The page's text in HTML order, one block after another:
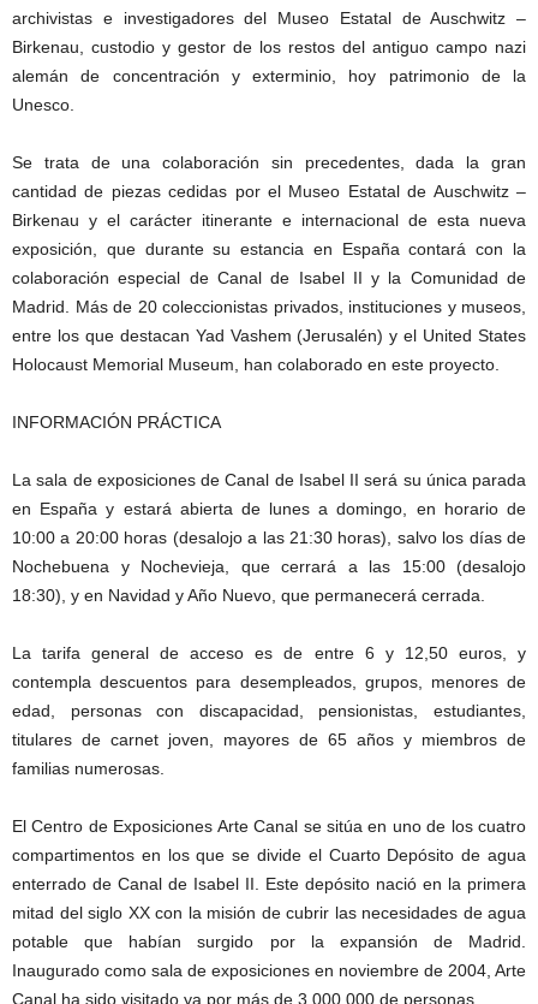
archivistas e investigadores del Museo Estatal de Auschwitz –
Birkenau, custodio y gestor de los restos del antiguo campo nazi
alemán de concentración y exterminio, hoy patrimonio de la
Unesco.
Se trata de una colaboración sin precedentes, dada la gran
cantidad de piezas cedidas por el Museo Estatal de Auschwitz –
Birkenau y el carácter itinerante e internacional de esta nueva
exposición, que durante su estancia en España contará con la
colaboración especial de Canal de Isabel II y la Comunidad de
Madrid. Más de 20 coleccionistas privados, instituciones y museos,
entre los que destacan Yad Vashem (Jerusalén) y el United States
Holocaust Memorial Museum, han colaborado en este proyecto.
INFORMACIÓN PRÁCTICA
La sala de exposiciones de Canal de Isabel II será su única parada
en España y estará abierta de lunes a domingo, en horario de
10:00 a 20:00 horas (desalojo a las 21:30 horas), salvo los días de
Nochebuena y Nochevieja, que cerrará a las 15:00 (desalojo
18:30), y en Navidad y Año Nuevo, que permanecerá cerrada.
La tarifa general de acceso es de entre 6 y 12,50 euros, y
contempla descuentos para desempleados, grupos, menores de
edad, personas con discapacidad, pensionistas, estudiantes,
titulares de carnet joven, mayores de 65 años y miembros de
familias numerosas.
El Centro de Exposiciones Arte Canal se sitúa en uno de los cuatro
compartimentos en los que se divide el Cuarto Depósito de agua
enterrado de Canal de Isabel II. Este depósito nació en la primera
mitad del siglo XX con la misión de cubrir las necesidades de agua
potable que habían surgido por la expansión de Madrid.
Inaugurado como sala de exposiciones en noviembre de 2004, Arte
Canal ha sido visitado ya por más de 3.000.000 de personas.